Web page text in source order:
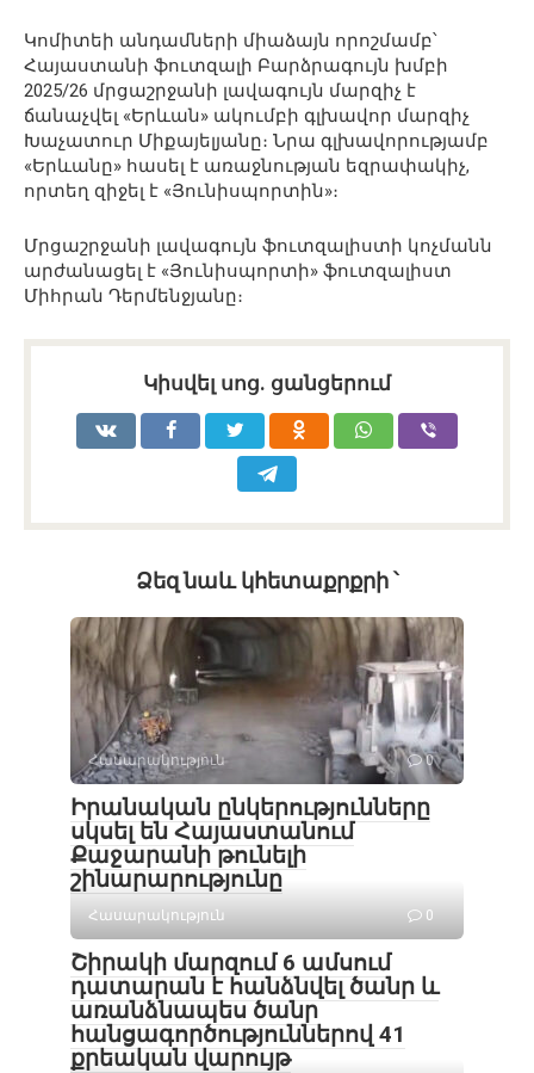
Կոմիտեի անդամների միաձայն որոշմամբ՝
Հայաստանի ֆուտզալի Բարձրագույն խմբի
2025/26 մրցաշրջանի լավագույն մարզիչ է
ճանաչվել «Երևան» ակումբի գլխավոր մարզիչ
Խաչատուր Միքայելյանը։ Նրա գլխավորությամբ
«Երևանը» հասել է առաջնության եզրափակիչ,
որտեղ զիջել է «Յունիսպորտին»։
Մրցաշրջանի լավագույն ֆուտզալիստի կոչմանն
արժանացել է «Յունիսպորտի» ֆուտզալիստ
Միհրան Դերմենջյանը։
Կիսվել սոց․ ցանցերում
Ձեզ նաև կհետաքրքրի ՝
Հասարակություն 0
Իրանական ընկերությունները
սկսել են Հայաստանում
Քաջարանի թունելի
շինարարությունը
Հասարակություն 0
Շիրակի մարզում 6 ամսում
դատարան է հանձնվել ծանր և
առանձնապես ծանր
հանցագործություններով 41
քրեական վարույթ